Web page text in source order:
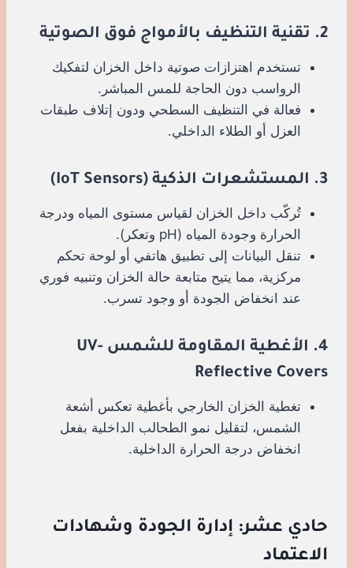
2. تقنية التنظيف بالأمواج فوق الصوتية
تستخدم اهتزازات صوتية داخل الخزان لتفكيك
الرواسب دون الحاجة للمس المباشر.
فعالة في التنظيف السطحي ودون إتلاف طبقات
العزل أو الطلاء الداخلي.
3. المستشعرات الذكية (IoT Sensors)
تُركّب داخل الخزان لقياس مستوى المياه ودرجة
الحرارة وجودة المياه (pH وتعكر).
تنقل البيانات إلى تطبيق هاتفي أو لوحة تحكم
مركزية، مما يتيح متابعة حالة الخزان وتنبيه فوري
عند انخفاض الجودة أو وجود تسرب.
4. الأغطية المقاومة للشمس UV-
Reflective Covers
تغطية الخزان الخارجي بأغطية تعكس أشعة
الشمس، لتقليل نمو الطحالب الداخلية بفعل
انخفاض درجة الحرارة الداخلية.
حادي عشر: إدارة الجودة وشهادات
الاعتماد